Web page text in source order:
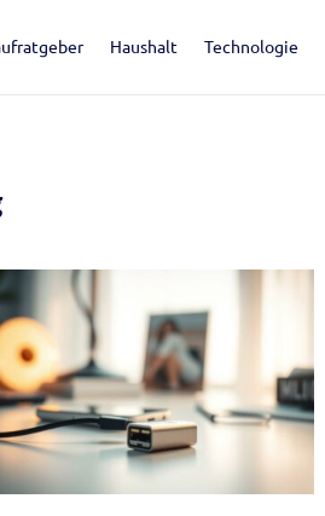
Haushalt Technologie